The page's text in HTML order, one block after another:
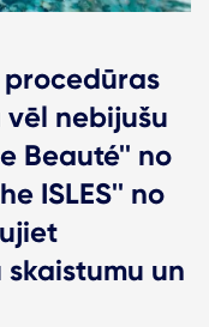
procedūras
nebijušu
Beauté'' no
ISLES'' no
un